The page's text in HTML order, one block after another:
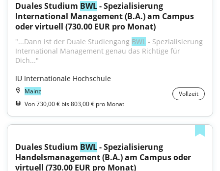
Duales Studium BWL - Spezialisierung
International Management (B.A.) am Campus
oder virtuell (730.00 EUR pro Monat)
"...Dann ist der Duale Studiengang BWL - Spezialisierung
International Management genau das Richtige für
Dich..."
IU Internationale Hochschule
Mainz
Vollzeit
Von 730,00 € bis 803,00 € pro Monat
Duales Studium BWL - Spezialisierung
Handelsmanagement (B.A.) am Campus oder
virtuell (730.00 EUR pro Monat)